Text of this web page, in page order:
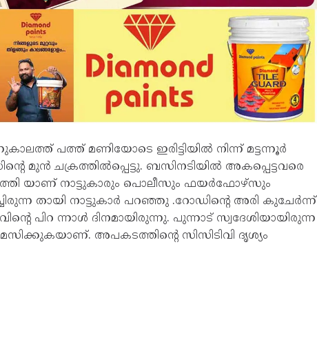
പത്ത് മണിയോടെ ഇരിട്ടിയിൽ നിന്ന് മട്ടന്നൂർ
മുൻ ചക്രത്തിൽപ്പെട്ടു. ബസിനടിയിൽ അകപ്പെട്ടവരെ
യാണ് നാട്ടുകാരും പൊലീസും ഫയർഫോഴ്സും
തായി നാട്ടുകാർ പറഞ്ഞു .റോഡിന്റെ അരി കുചേർന്ന്
ന്നാൾ ദിനമായിരുന്നു. പുന്നാട് സ്വദേശിയായിരുന്ന
അപകടത്തിൻ്റെ സിസിടിവി ദൃശ്യം